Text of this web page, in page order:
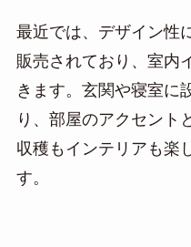
最近では、デザイン性
販売されており、室内
きます。玄関や寝室に
り、部屋のアクセント
収穫もインテリアも楽
す。